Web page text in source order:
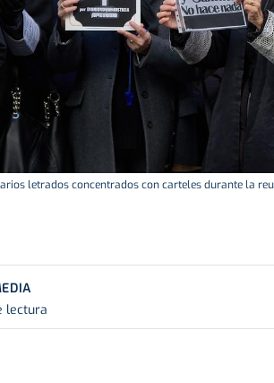
letrados concentrados con carteles durante la
lectura